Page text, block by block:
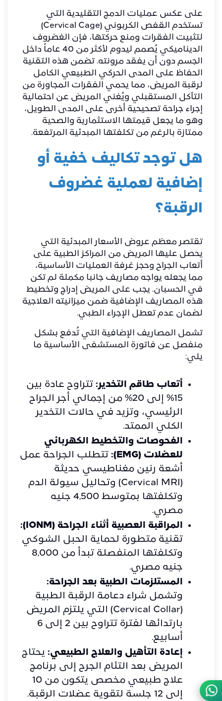
​على عكس عمليات الدمج التقليدية التي
تستخدم القفص الكربوني (Cervical Cage)
لتثبيت الفقرات ومنع حركتها، فإن الغضروف
الديناميكي يُصمم ليدوم لأكثر من 40 عاماً داخل
الجسم دون أن يفقد مرونته. تضمن هذه التقنية
الحفاظ على المدى الحركي الطبيعي الكامل
لرقبة المريض، مما يحمي الفقرات المجاورة من
التآكل المستقبلي ويُغني المريض عن احتمالية
إجراء جراحة تصحيحية أخرى على المدى الطويل،
وهو ما يجعل قيمتها الاستثمارية والصحية
ممتازة بالرغم من تكلفتها المبدئية المرتفعة.
​هل توجد تكاليف خفية أو
إضافية لعملية غضروف
الرقبة؟
​تقتصر معظم عروض الأسعار المبدئية التي
يحصل عليها المريض من المراكز الطبية على
أتعاب الجراح وحجز غرفة العمليات الأساسية،
مما يجعله يواجه مصاريف جانبا مكملة لم تكن
في الحسبان. يجب على المريض إدراج وتخطيط
هذه المصاريف الإضافية ضمن ميزانيته العلاجية
لضمان عدم تعطل الإجراء الطبي.
​تشمل المصاريف الإضافية التي تُدفع بشكل
منفصل عن فاتورة المستشفى الأساسية ما
يلي:
أتعاب طاقم التخدير: تتراوح عادة بين
15% إلى 20% من إجمالي أجر الجراح
الرئيسي، وتزيد في حالات التخدير
الكلي الممتد.
الفحوصات والتخطيط الكهربائي
للعضلات (EMG):
تتطلب الجراحة عمل
أشعة رنين مغناطيسي حديثة
(Cervical MRI) وتحاليل سيولة الدم
وتكلفتها بمتوسط 4,500 جنيه
مصري.
المراقبة العصبية أثناء الجراحة (IONM):
تقنية متطورة لحماية الحبل الشوكي
وتكلفتها المنفصلة تبدأ من 8,000
جنيه مصري.
المستلزمات الطبية بعد الجراحة:
وتشمل شراء دعامة الرقبة الطبية
(Cervical Collar) التي يلتزم المريض
بارتدائها لفترة تتراوح بين 2 إلى 6
أسابيع.
إعادة التأهيل والعلاج الطبيعي: يحتاج
المريض بعد التئام الجرح إلى برنامج
علاج طبيعي مخصص يتكون من 10
إلى 12 جلسة لتقوية عضلات الرقبة.